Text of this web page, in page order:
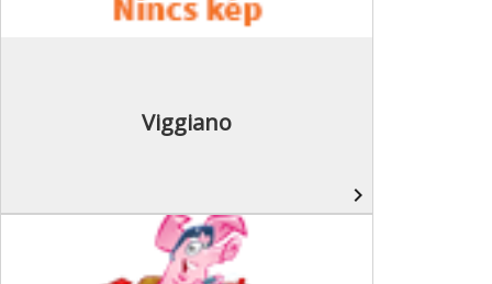
Viggiano
navigate_next